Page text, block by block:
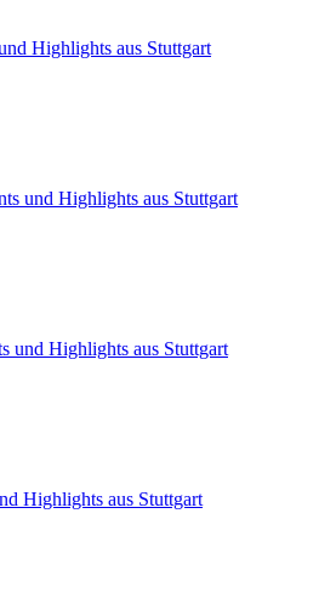
Highlights aus Stuttgart
und Highlights aus Stuttgart
und Highlights aus Stuttgart
Highlights aus Stuttgart